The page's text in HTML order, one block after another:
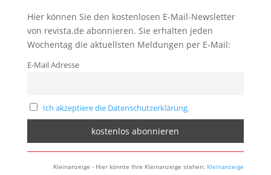
Hier können Sie den kostenlosen E-Mail-Newsletter
von revista.de abonnieren. Sie erhalten jeden
Wochentag die aktuellsten Meldungen per E-Mail:
E-Mail Adresse
Ich akzeptiere die Datenschutzerklärung.
Kleinanzeige - Hier könnte Ihre Kleinanzeige stehen: Kleinanzeige